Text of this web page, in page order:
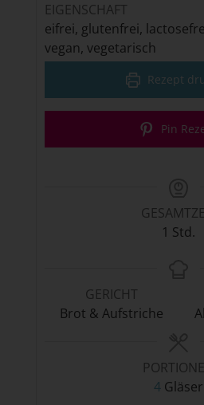
EIGENSCHAFT
eifrei, glutenfrei,
vegan, vegetarisch
Rezept
Pin
1 Stunde
Std.
GERICHT
Brot & Aufstriche
4 Gläser